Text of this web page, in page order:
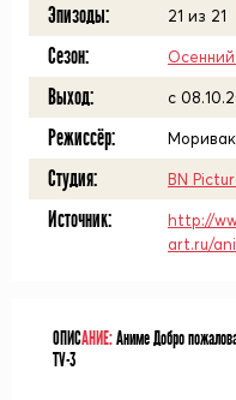
Эпизоды: 21 из 21
Сезон:
Выход: c
Режиссёр:
Студия: BN
Источник:
http://
art.ru/
ОПИСАНИЕ:Аниме Добро
TV-3